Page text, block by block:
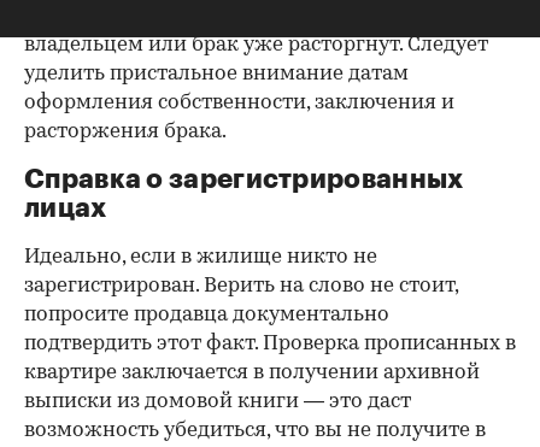
владельцем или брак уже расторгнут. Следует
уделить пристальное внимание датам
оформления собственности, заключения и
расторжения брака.
Справка о зарегистрированных
лицах
Идеально, если в жилище никто не
зарегистрирован. Верить на слово не стоит,
попросите продавца документально
подтвердить этот факт. Проверка прописанных в
квартире заключается в получении архивной
выписки из домовой книги — это даст
возможность убедиться, что вы не получите в